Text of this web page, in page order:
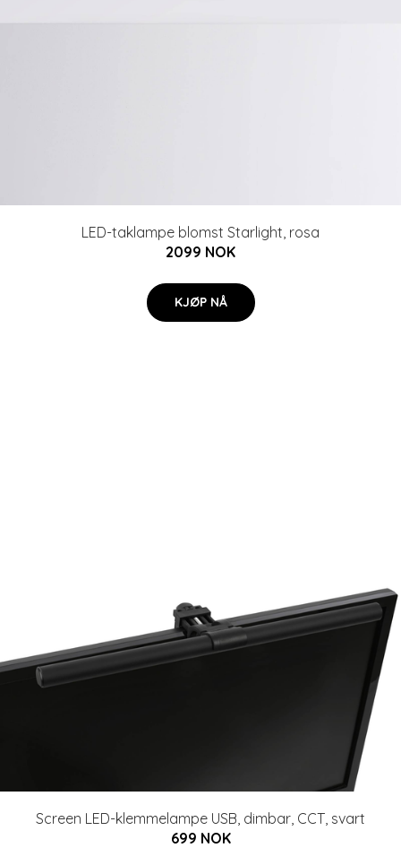
LED-taklampe blomst Starlight, rosa
2099 NOK
KJØP NÅ
Screen LED-klemmelampe USB, dimbar, CCT, svart
699 NOK